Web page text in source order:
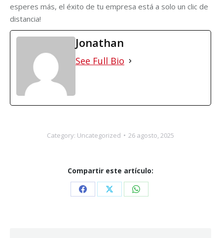
esperes más, el éxito de tu empresa está a solo un clic de
distancia!
Jonathan
See Full Bio
Category: Uncategorized 26 agosto, 2025
Compartir este artículo:
Share Share Share